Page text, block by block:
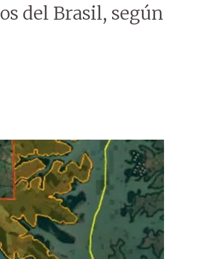
del Brasil, según